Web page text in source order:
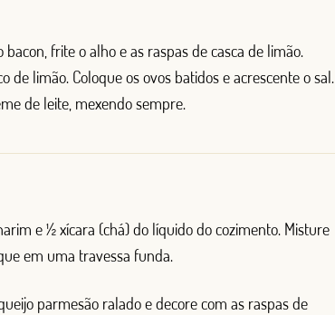
bacon, frite o alho e as raspas de casca de limão.
de limão. Coloque os ovos batidos e acrescente o sal.
de leite, mexendo sempre.
e ½ xícara (chá) do líquido do cozimento. Misture
em uma travessa funda.
parmesão ralado e decore com as raspas de
EMAIL ADDRESS